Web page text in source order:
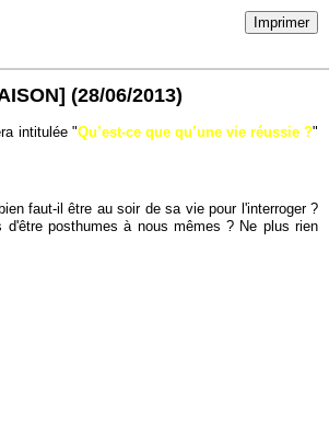
Imprimer
(28/06/2013)
intitulée "Qu’est-ce que qu’une vie réussie ?"
faut-il être au soir de sa vie pour l'interroger ?
d'être posthumes à nous mêmes ? Ne plus rien